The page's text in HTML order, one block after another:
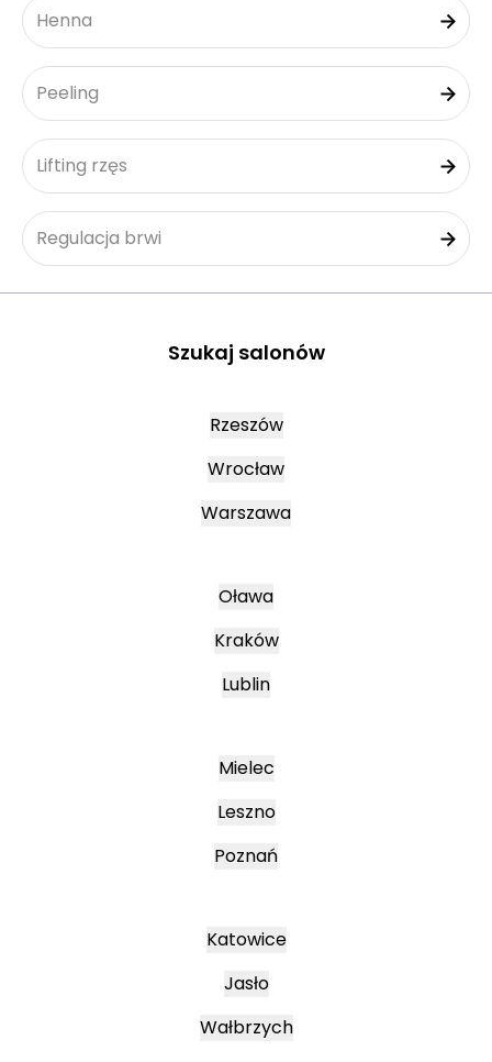
Henna
Peeling
Lifting rzęs
Regulacja brwi
Szukaj salonów
Rzeszów
Wrocław
Warszawa
Oława
Kraków
Lublin
Mielec
Leszno
Poznań
Katowice
Jasło
Wałbrzych